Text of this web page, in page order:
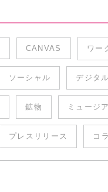
CANVAS ワー
ソーシャル デジタ
鉱物 ミュージ
プレスリリース コ